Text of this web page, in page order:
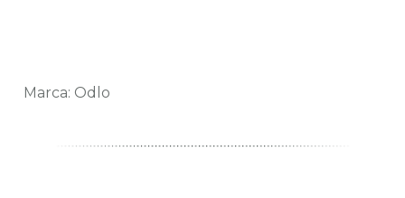
Marca: Odlo